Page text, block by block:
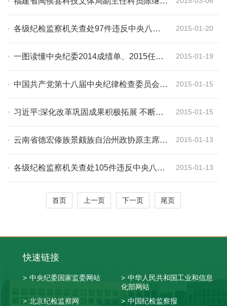
各级纪检监察机关查处97件违反中央八项
2015-01-20
一图读懂中央纪委2014成绩单、2015任务
2015-01-19
中国共产党第十八届中央纪律检查委员会第
2015-01-15
习近平:深化改革巩固成果积极拓展 不断把
2015-01-15
云南省德宏傣族景颇族自治州政协原主席、
2015-01-13
各级纪检监察机关查处105件违反中央八项
2015-01-13
首页 上一页 下一页 尾页
快速链接
> 中央纪委国家监委网站 > 中华人民共和国工业和信息
化部网站
> 北京纪检监察网 > 中国纪检监察报